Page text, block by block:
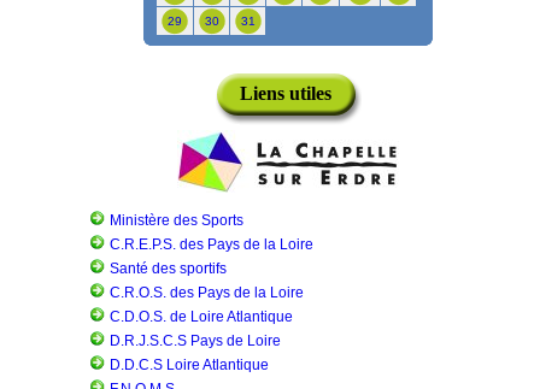
29 30 31
Liens utiles
Ministère des Sports
C.R.E.P.S. des Pays de la Loire
Santé des sportifs
C.R.O.S. des Pays de la Loire
C.D.O.S. de Loire Atlantique
D.R.J.S.C.S Pays de Loire
D.D.C.S Loire Atlantique